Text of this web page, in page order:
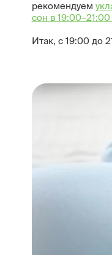
рекомендуем
сон в 19:00–21:00
Итак, с 19:00 до